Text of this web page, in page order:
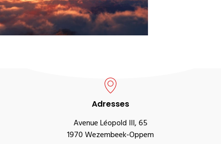
Adresses
Avenue Léopold III, 65
1970 Wezembeek-Oppem